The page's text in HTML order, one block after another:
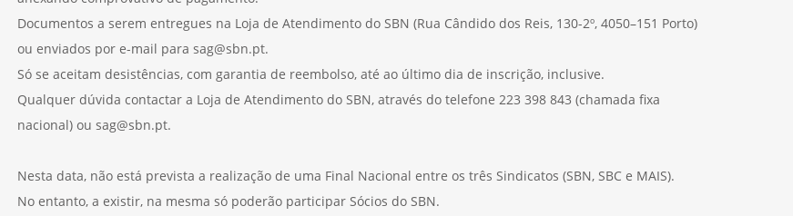
Documentos a serem entregues na Loja de Atendimento do SBN (Rua Cândido dos Reis, 130-2º, 4050–151 Porto)
ou enviados por e-mail para sag@sbn.pt.
Só se aceitam desistências, com garantia de reembolso, até ao último dia de inscrição, inclusive.
Qualquer dúvida contactar a Loja de Atendimento do SBN, através do telefone 223 398 843 (chamada fixa
nacional) ou sag@sbn.pt.
Nesta data, não está prevista a realização de uma Final Nacional entre os três Sindicatos (SBN, SBC e MAIS).
No entanto, a existir, na mesma só poderão participar Sócios do SBN.